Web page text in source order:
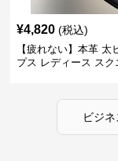
¥4,820 (税込)
【疲れない】本革 太
プス レディース スク
ビジ